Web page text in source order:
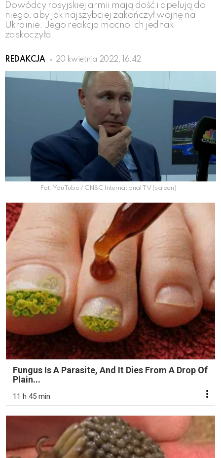
Dowódcy rosyjskiej armii mają dość i apelują do
niego, aby jak najszybciej zakończył wojnę na
Ukrainie. Jego reakcja mocno ich jednak
zaskoczyła.
REDAKCJA 20 kwietnia 2022, 16:42
Fot. YouTube / CNBC International TV (screen)
Fungus Is A Parasite, And It Dies From A Drop Of
Plain...
11 h 45 min